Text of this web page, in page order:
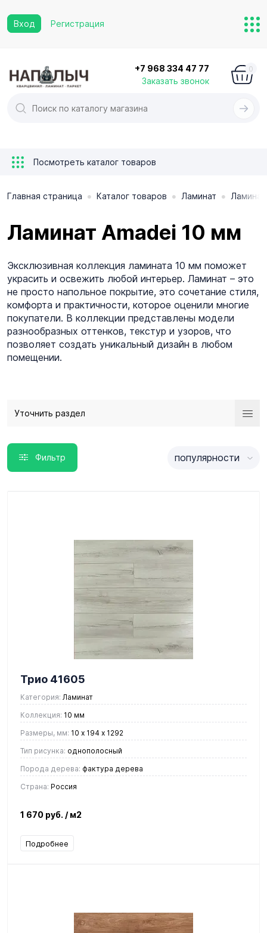
Вход Регистрация
+7 968 334 47 77
Заказать звонок
0
Посмотреть каталог товаров
Главная страница • Каталог товаров • Ламинат •
Ламинат Amadei 10 мм
Эксклюзивная коллекция ламината 10 мм поможет
украсить и освежить любой интерьер. Ламинат – это
не просто напольное покрытие, это сочетание стиля,
комфорта и практичности, которое оценили многие
покупатели. В коллекции представлены модели
разнообразных оттенков, текстур и узоров, что
позволяет создать уникальный дизайн в любом
помещении.
Уточнить раздел
Фильтр популярности
Трио 41605
Категория: Ламинат
Коллекция: 10 мм
Размеры, мм: 10 х 194 х 1292
Тип рисунка: однополосный
Порода дерева: фактура дерева
Страна: Россия
1 670 руб. / м2
Подробнее